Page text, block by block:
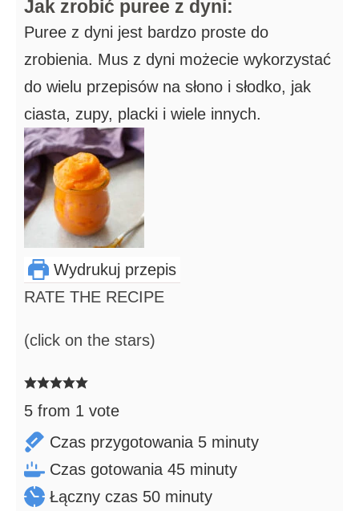
Jak zrobić puree z dyni:
Puree z dyni jest bardzo proste do
zrobienia. Mus z dyni możecie wykorzystać
do wielu przepisów na słono i słodko, jak
ciasta, zupy, placki i wiele innych.
Wydrukuj przepis
RATE THE RECIPE
(click on the stars)
5 from 1 vote
Czas przygotowania 5minuty
minuty
Czas gotowania 45minuty
minuty
Łączny czas 50minuty
minuty